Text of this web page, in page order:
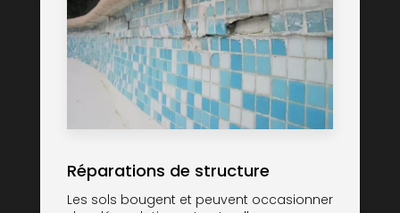
Réparations de structure
Les sols bougent et peuvent occasionner